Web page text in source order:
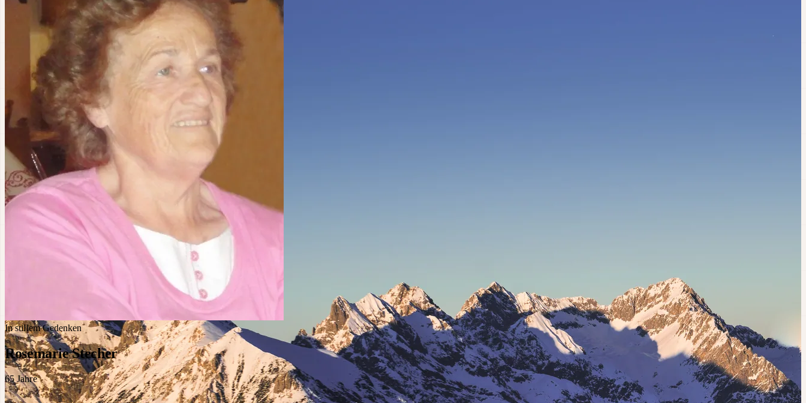
In stillem Gedenken
Rosemarie Stecher
65Jahre